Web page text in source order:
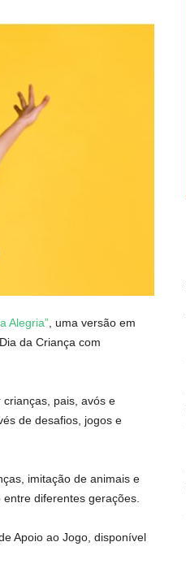
Alegria”, uma versão em
da Criança com
pais, avós e
de desafios, jogos e
imitação de animais e
diferentes gerações.
Apoio ao Jogo, disponível